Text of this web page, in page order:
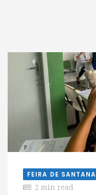
FEIRA DE SANTANA
2 min read